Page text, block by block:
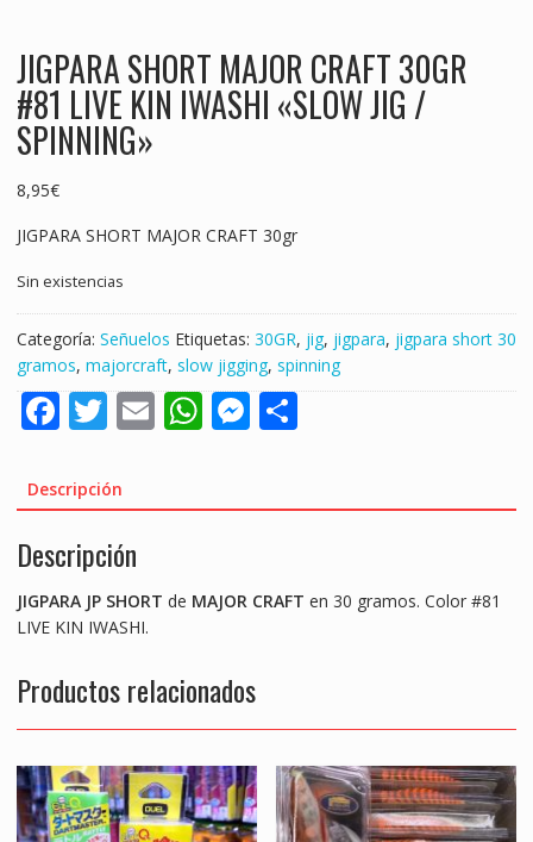
JIGPARA SHORT MAJOR CRAFT 30GR
#81 LIVE KIN IWASHI «SLOW JIG /
SPINNING»
8,95€
JIGPARA SHORT MAJOR CRAFT 30gr
Sin existencias
Categoría: Señuelos Etiquetas: 30GR, jig, jigpara, jigpara short 30
gramos, majorcraft, slow jigging, spinning
F
e
b
o
o
k
T
itt
er
E
l
W
s
p
M
e
g
S
e
Descripción
Descripción
JIGPARA JP SHORT de MAJOR CRAFT en 30 gramos. Color #81
LIVE KIN IWASHI.
Productos relacionados